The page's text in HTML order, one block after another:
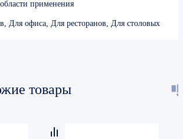
применения
Для офиса, Для ресторанов, Для столовых
товары